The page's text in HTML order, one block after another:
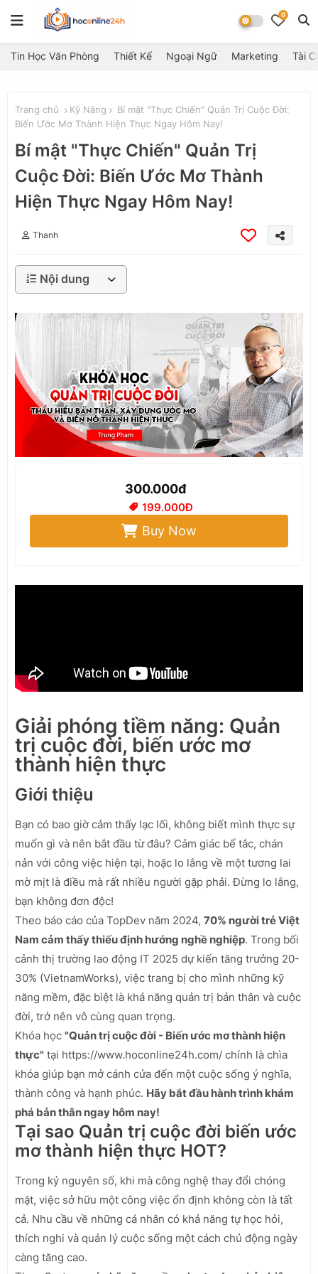
0
Tin Học Văn Phòng Thiết Kế Ngoại Ngữ Marketing Tài
Trang chủ Kỹ Năng
Bí mật "Thực Chiến" Quản Trị Cuộc Đời:
Biến Ước Mơ Thành Hiện Thực Ngay Hôm Nay!
Bí mật "Thực Chiến" Quản Trị
Cuộc Đời: Biến Ước Mơ Thành
Hiện Thực Ngay Hôm Nay!
Thanh
Nội dung
300.000đ
199.000Đ
Buy Now
Giải phóng tiềm năng: Quản
trị cuộc đời, biến ước mơ
thành hiện thực
Giới thiệu
Bạn có bao giờ cảm thấy lạc lối, không biết mình thực sự
muốn gì và nên bắt đầu từ đâu? Cảm giác bế tắc, chán
nản với công việc hiện tại, hoặc lo lắng về một tương lai
mờ mịt là điều mà rất nhiều người gặp phải. Đừng lo lắng,
bạn không đơn độc!
Theo báo cáo của TopDev năm 2024, 70% người trẻ Việt
Nam cảm thấy thiếu định hướng nghề nghiệp. Trong bối
cảnh thị trường lao động IT 2025 dự kiến tăng trưởng 20-
30% (VietnamWorks), việc trang bị cho mình những kỹ
năng mềm, đặc biệt là khả năng quản trị bản thân và cuộc
đời, trở nên vô cùng quan trọng.
Khóa học "Quản trị cuộc đời - Biến ước mơ thành hiện
thực" tại https://www.hoconline24h.com/ chính là chìa
khóa giúp bạn mở cánh cửa đến một cuộc sống ý nghĩa,
thành công và hạnh phúc. Hãy bắt đầu hành trình khám
phá bản thân ngay hôm nay!
Tại sao Quản trị cuộc đời biến ước
mơ thành hiện thực HOT?
Trong kỷ nguyên số, khi mà công nghệ thay đổi chóng
mặt, việc sở hữu một công việc ổn định không còn là tất
cả. Nhu cầu về những cá nhân có khả năng tự học hỏi,
thích nghi và quản lý cuộc sống một cách chủ động ngày
càng tăng cao.